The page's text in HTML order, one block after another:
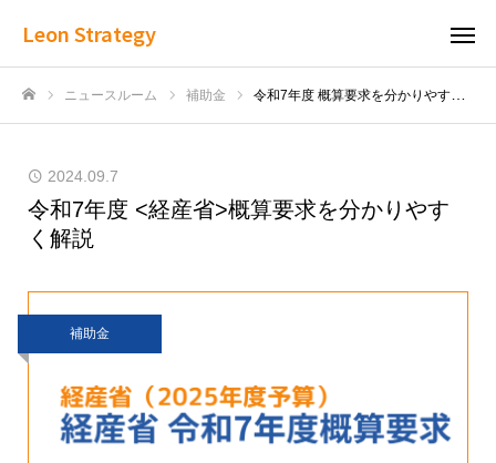
Leon Strategy
ニュースルーム 補助金 令和7年度 概算要求を分かりやすく解説
2024.09.7
令和7年度 <経産省>概算要求を分かりやす
く解説
補助金